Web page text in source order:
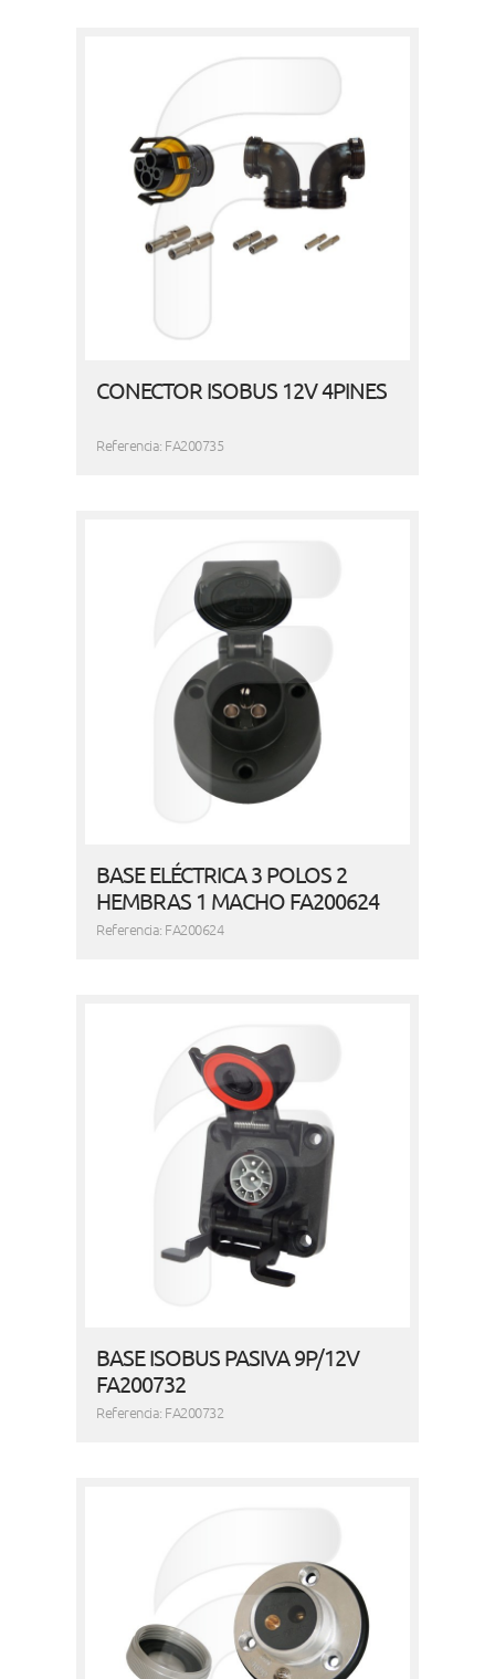
CONECTOR ISOBUS 12V 4PINES
Referencia: FA200735
BASE ELÉCTRICA 3 POLOS 2
HEMBRAS 1 MACHO FA200624
Referencia: FA200624
BASE ISOBUS PASIVA 9P/12V
FA200732
Referencia: FA200732